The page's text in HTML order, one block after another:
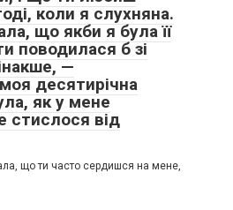
коли я слухняна.
що якби я була її
поводилася б зі
—
десятирічна
як у мене
стислося від
що ти часто сердишся на мене,